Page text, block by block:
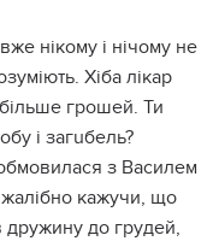
нікому і нічому не
Хіба лікар
грошей. Ти
і загuбель?
з Василем
кажучи, що
дружину до гpyдей,